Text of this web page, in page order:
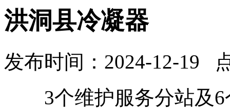
洪洞县冷凝器
发布时间：2024-12-19
3个维护服务分站及6